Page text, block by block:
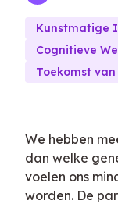
Kunstmatige
Cognitieve
Toekomst van
We hebben
dan welke
voelen ons
worden. De